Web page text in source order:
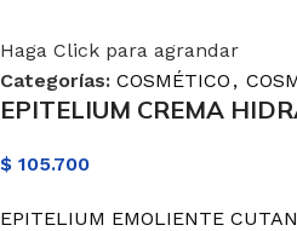
Haga Click para agrandar
Categorías: COSMÉTICO ,
EPITELIUM CREMA
$ 105.700
EPITELIUM EMOLIENTE